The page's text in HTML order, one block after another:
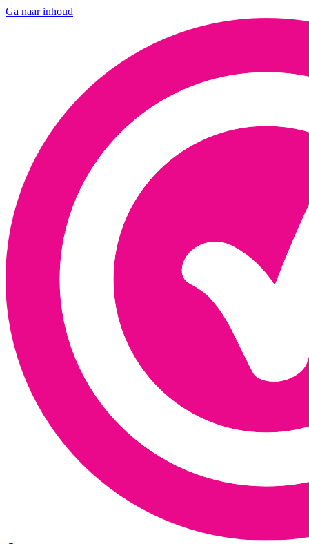
Ga naar inhoud